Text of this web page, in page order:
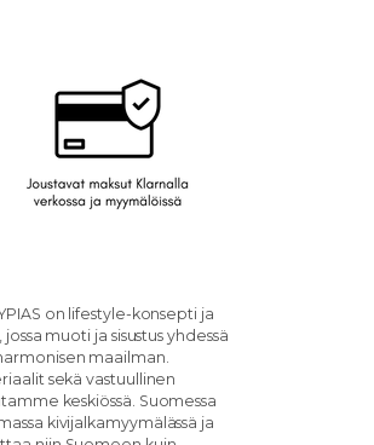
on lifestyle-konsepti ja
muoti ja sisustus yhdessä
maailman.
sekä vastuullinen
keskiössä. Suomessa
kivijalkamyymälässä ja